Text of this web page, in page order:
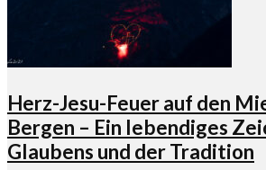
Herz-Jesu-Feuer auf den
Bergen – Ein lebendiges
Glaubens und der Tradition